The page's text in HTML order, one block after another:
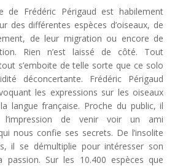
de Frédéric Périgaud est habilement
des différentes espèces d’oiseaux, de
de leur migration ou encore de
Rien n’est laissé de côté. Tout
s’emboite de telle sorte que ce solo
déconcertante. Frédéric Périgaud
les expressions sur les oiseaux
langue française. Proche du public, il
l’impression de venir voir un ami
nous confie ses secrets. De l’insolite
il se démultiplie pour intéresser son
passion. Sur les 10.400 espèces que